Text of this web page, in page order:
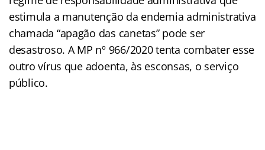
estimula a manutenção da endemia administrativa
chamada “apagão das canetas” pode ser
desastroso. A MP nº 966/2020 tenta combater esse
outro vírus que adoenta, às esconsas, o serviço
público.